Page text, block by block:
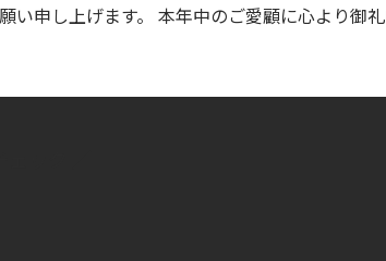
申し上げます。 本年中のご愛顧に心より御